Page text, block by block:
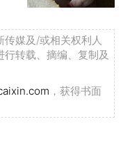
媒及/或相关权利人
转载、摘编、复制及
，获得书面